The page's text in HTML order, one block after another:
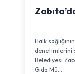
Halk
denetimlerini
Belediyesi
Gıda Mü...